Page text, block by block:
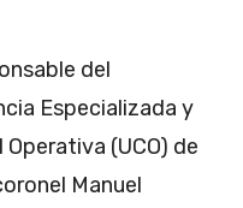
del
Especializada y
(UCO) de
Manuel